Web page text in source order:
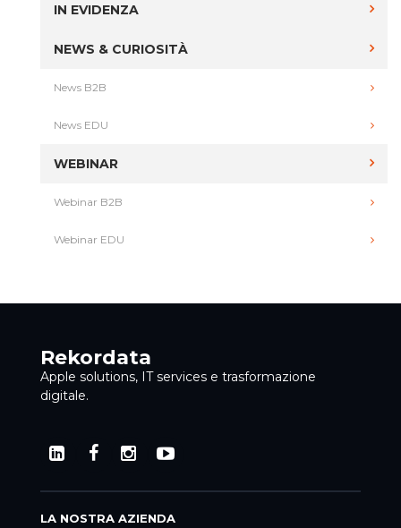
IN EVIDENZA
NEWS & CURIOSITÀ
News B2B
News EDU
WEBINAR
Webinar B2B
Webinar EDU
Rekordata
Apple solutions, IT services e trasformazione
digitale.
LA NOSTRA AZIENDA